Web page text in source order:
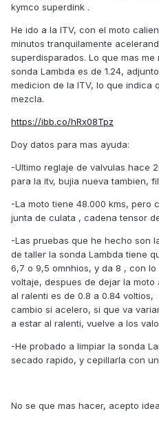
kymco superdink .
He ido a la ITV, con el moto
minutos tranquilamente
superdisparados. Lo que mas
sonda Lambda es de 1.24,
medicion de la ITV, lo que indica
mezcla.
https://ibb.co/hRx08Tpz
Doy datos para mas ayuda:
-Ultimo reglaje de valvulas hace
para la itv, bujia nueva tambien,
-La moto tiene 48.000 kms, pero
junta de culata , cadena tensor
-Las pruebas que he hecho son
de taller la sonda Lambda tiene
6,7 o 9,5 omnhios, y da 8 , con
voltaje, despues de dejar la moto
al ralenti es de 0.8 a 0.84
cambio si acelero, si que va
a estar al ralenti, vuelve a los
-He probado a limpiar la sonda
secado rapido, y cepillarla con
No se que mas hacer, acepto